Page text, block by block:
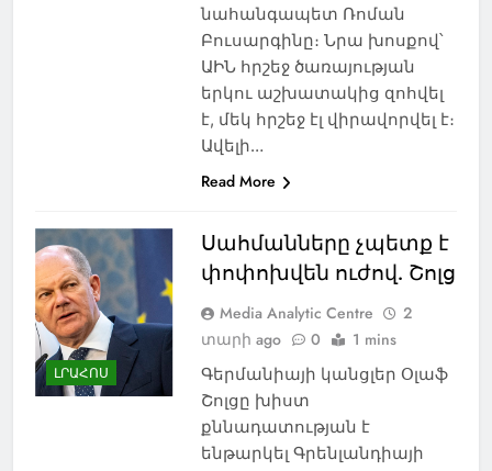
նահանգապետ Ռոման
Բուսարգինը։ Նրա խոսքով՝
ԱԻՆ հրշեջ ծառայության
երկու աշխատակից զոհվել
է, մեկ հրշեջ էլ վիրավորվել է։
Ավելի…
Read More
ԼՐԱՀՈՍ
Սահմանները չպետք է
փոփոխվեն ուժով. Շոլց
Media Analytic Centre
2
տարի ago
0 1 mins
Գերմանիայի կանցլեր Օլաֆ
Շոլցը խիստ
քննադատության է
ենթարկել Գրենլանդիայի